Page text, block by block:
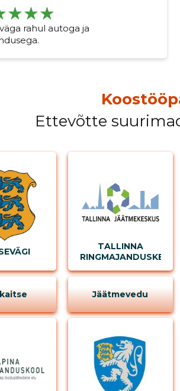
rahul autoga ja
Ettevõtte
TALLINNA
Jäätmevedu
MUUDA